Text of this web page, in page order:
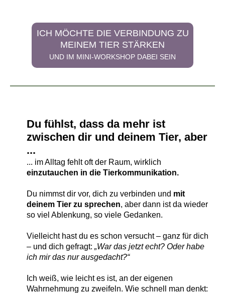
ICH MÖCHTE DIE VERBINDUNG ZU
MEINEM TIER STÄRKEN
UND IM MINI-WORKSHOP DABEI SEIN
Du fühlst, dass da mehr ist
zwischen dir und deinem Tier, aber
...
... im Alltag fehlt oft der Raum, wirklich
einzutauchen in die Tierkommunikation.
Du nimmst dir vor, dich zu verbinden und mit
deinem Tier zu sprechen, aber dann ist da wieder
so viel Ablenkung, so viele Gedanken.
Vielleicht hast du es schon versucht – ganz für dich
– und dich gefragt: „War das jetzt echt? Oder habe
ich mir das nur ausgedacht?“
Ich weiß, wie leicht es ist, an der eigenen
Wahrnehmung zu zweifeln. Wie schnell man denkt: